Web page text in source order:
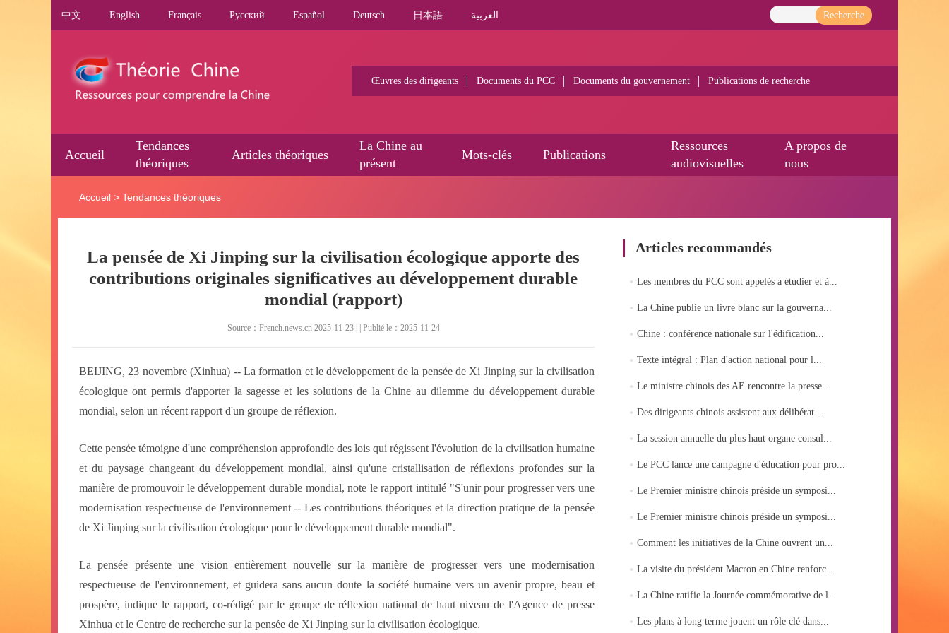
中文 English Français Pусский Español Deutsch 日本語 العربية Recherche
Œuvres des dirigeants Documents du PCC Documents du gouvernement Publications de recherche
Accueil
Tendances
théoriques
Articles théoriques
La Chine au
présent
Mots-clés Publications
Ressources
audiovisuelles
A propos de
nous
Accueil > Tendances théoriques
La pensée de Xi Jinping sur la civilisation écologique apporte des
contributions originales significatives au développement durable
mondial (rapport)
Source：French.news.cn 2025-11-23 | | Publié le：2025-11-24
BEIJING, 23 novembre (Xinhua) -- La formation et le développement de la pensée de Xi Jinping sur la civilisation
écologique ont permis d'apporter la sagesse et les solutions de la Chine au dilemme du développement durable
mondial, selon un récent rapport d'un groupe de réflexion.
Cette pensée témoigne d'une compréhension approfondie des lois qui régissent l'évolution de la civilisation humaine
et du paysage changeant du développement mondial, ainsi qu'une cristallisation de réflexions profondes sur la
manière de promouvoir le développement durable mondial, note le rapport intitulé "S'unir pour progresser vers une
modernisation respectueuse de l'environnement -- Les contributions théoriques et la direction pratique de la pensée
de Xi Jinping sur la civilisation écologique pour le développement durable mondial".
La pensée présente une vision entièrement nouvelle sur la manière de progresser vers une modernisation
respectueuse de l'environnement, et guidera sans aucun doute la société humaine vers un avenir propre, beau et
prospère, indique le rapport, co-rédigé par le groupe de réflexion national de haut niveau de l'Agence de presse
Xinhua et le Centre de recherche sur la pensée de Xi Jinping sur la civilisation écologique.
Articles recommandés
Les membres du PCC sont appelés à étudier et à...
La Chine publie un livre blanc sur la gouverna...
Chine : conférence nationale sur l'édification...
Texte intégral : Plan d'action national pour l...
Le ministre chinois des AE rencontre la presse...
Des dirigeants chinois assistent aux délibérat...
La session annuelle du plus haut organe consul...
Le PCC lance une campagne d'éducation pour pro...
Le Premier ministre chinois préside un symposi...
Le Premier ministre chinois préside un symposi...
Comment les initiatives de la Chine ouvrent un...
La visite du président Macron en Chine renforc...
La Chine ratifie la Journée commémorative de l...
Les plans à long terme jouent un rôle clé dans...